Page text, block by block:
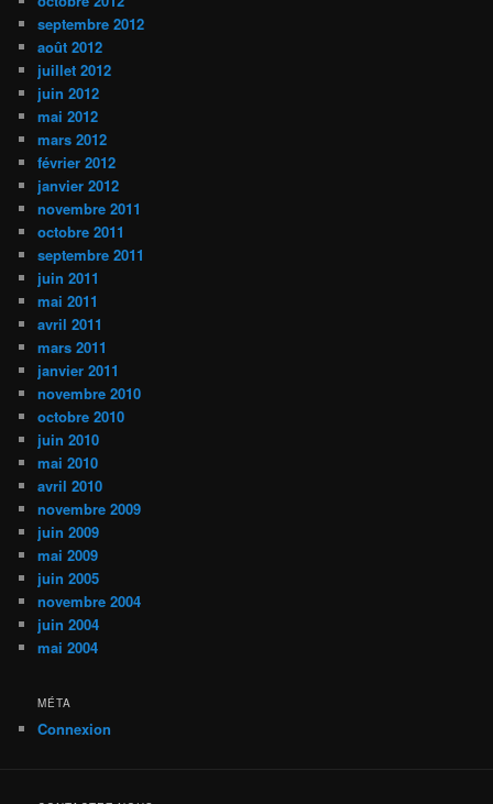
septembre 2012
août 2012
juillet 2012
juin 2012
mai 2012
mars 2012
février 2012
janvier 2012
novembre 2011
octobre 2011
septembre 2011
juin 2011
mai 2011
avril 2011
mars 2011
janvier 2011
novembre 2010
octobre 2010
juin 2010
mai 2010
avril 2010
novembre 2009
juin 2009
mai 2009
juin 2005
novembre 2004
juin 2004
mai 2004
MÉTA
Connexion